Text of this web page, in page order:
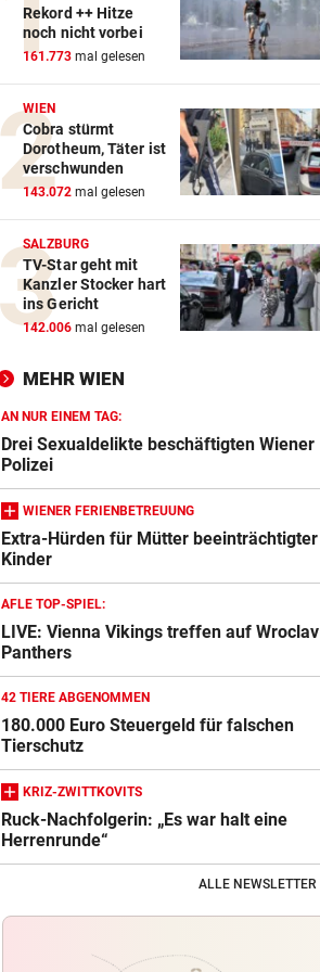
Rekord ++ Hitze
noch nicht vorbei
161.773 mal gelesen
WIEN
Cobra stürmt
Dorotheum, Täter ist
verschwunden
143.072 mal gelesen
SALZBURG
TV-Star geht mit
Kanzler Stocker hart
ins Gericht
142.006 mal gelesen
MEHR WIEN
AN NUR EINEM TAG:
Drei Sexualdelikte beschäftigten Wiener
Polizei
WIENER FERIENBETREUUNG
Extra-Hürden für Mütter beeinträchtigter
Kinder
AFLE TOP-SPIEL:
LIVE: Vienna Vikings treffen auf Wroclav
Panthers
42 TIERE ABGENOMMEN
180.000 Euro Steuergeld für falschen
Tierschutz
KRIZ-ZWITTKOVITS
Ruck-Nachfolgerin: „Es war halt eine
Herrenrunde“
ALLE NEWSLETTER